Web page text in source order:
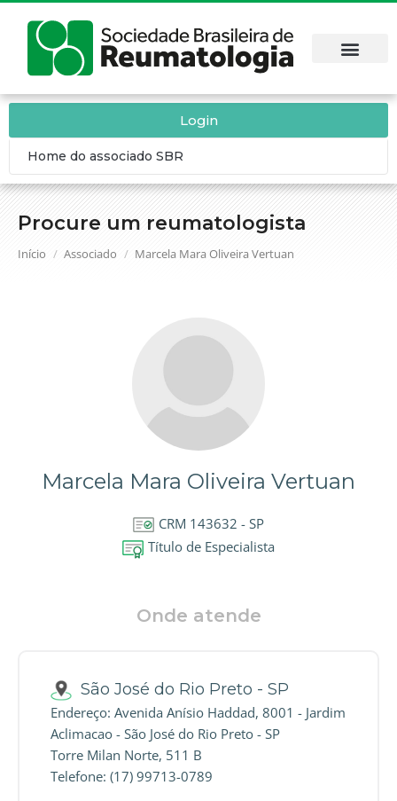
Procure um reumatologista
Você está aqui:
Início Associado Marcela Mara Oliveira Vertuan
Login
Home do associado SBR
Marcela Mara Oliveira Vertuan
CRM 143632 - SP
Título de Especialista
Onde atende
São José do Rio Preto - SP
Endereço: Avenida Anísio Haddad, 8001 - Jardim
Aclimacao - São José do Rio Preto - SP
Torre Milan Norte, 511 B
Telefone: (17) 99713-0789